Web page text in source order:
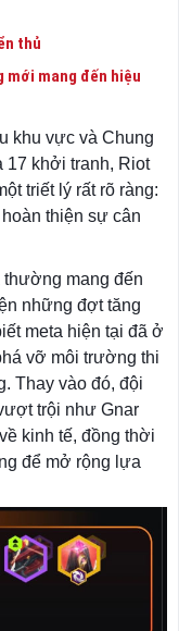
thủ
mới mang đến hiệu
khu vực và Chung
17 khởi tranh, Riot
triết lý rất rõ ràng:
thiện sự cân
thường mang đến
những đợt tăng
meta hiện tại đã ở
vỡ môi trường thi
Thay vào đó, đội
trội như Gnar
kinh tế, đồng thời
để mở rộng lựa